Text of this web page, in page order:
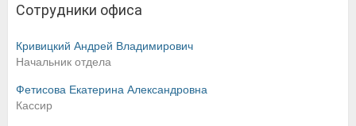
Сотрудники офиса
Кривицкий Андрей Владимирович
Начальник отдела
Фетисова Екатерина Александровна
Кассир